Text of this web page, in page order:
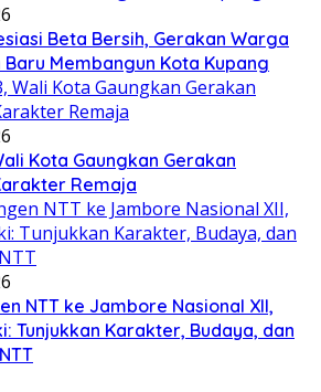
Beta Bersih, Gerakan Warga
Membangun Kota Kupang
Kota Gaungkan Gerakan
Remaja
NTT ke Jambore Nasional XII,
Tunjukkan Karakter, Budaya, dan